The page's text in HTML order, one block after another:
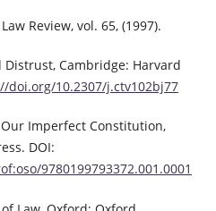
Review, vol. 65, (1997).
Distrust, Cambridge: Harvard
doi.org/10.2307/j.ctv102bj77
Our Imperfect Constitution,
DOI:
9780199793372.001.0001